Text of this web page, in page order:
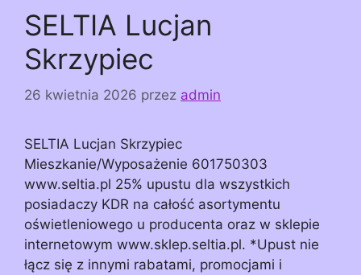
SELTIA Lucjan
Skrzypiec
26 kwietnia 2026 przez admin
SELTIA Lucjan Skrzypiec
Mieszkanie/Wyposażenie 601750303
www.seltia.pl 25% upustu dla wszystkich
posiadaczy KDR na całość asortymentu
oświetleniowego u producenta oraz w sklepie
internetowym www.sklep.seltia.pl. *Upust nie
łącz się z innymi rabatami, promocjami i